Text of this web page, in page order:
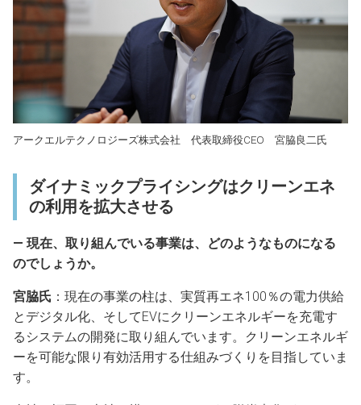
アークエルテクノロジーズ株式会社 代表取締役CEO 宮脇良二氏
ダイナミックプライシングはクリーンエネ
の利用を拡大させる
― 現在、取り組んでいる事業は、どのようなものになる
のでしょうか。
宮脇氏 ：現在の事業の柱は、実質再エネ100％の電力供給
とデジタル化、そしてEVにクリーンエネルギーを充電す
るシステムの開発に取り組んでいます。クリーンエネルギ
ーを可能な限り有効活用する仕組みづくりを目指していま
す。